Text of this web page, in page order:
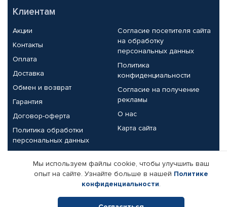
Клиентам
Акции
Контакты
Оплата
Доставка
Обмен и возврат
Гарантия
Договор-оферта
Политика обработки
персональных данных
Согласие посетителя сайта
на обработку
персональных данных
Политика
конфиденциальности
Согласие на получение
рекламы
О нас
Карта сайта
Партнерам
Корпоративным клиентам
Поставщикам
Реквизиты компании
Мы используем файлы cookie, чтобы улучшить ваш
опыт на сайте. Узнайте больше в нашей Политике
конфиденциальности.